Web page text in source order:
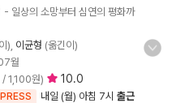
- 일상의 소망부터 심연의 평화까
), 이균형 (옮긴이)
월
1,100원) 10.0
내일 (월) 아침 7시 출근